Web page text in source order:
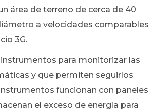
área de terreno de cerca de 40
a velocidades comparables
3G.
para monitorizar las
y que permiten seguirlos
funcionan con paneles
el exceso de energía para